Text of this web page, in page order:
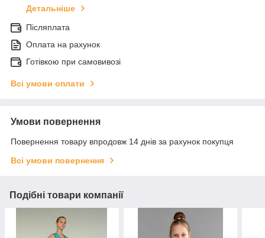
Детальніше
Післяплата
Оплата на рахунок
Готівкою при самовивозі
Всі умови оплати
Умови повернення
Повернення товару впродовж 14 днів за рахунок покупця
Всі умови повернення
Подібні товари компанії